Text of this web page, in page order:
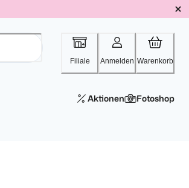
Filiale Anmelden Warenkorb
Aktionen Fotoshop